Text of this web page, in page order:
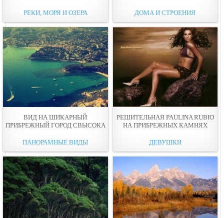
РЕКИ, МОРЯ И ОЗЕРА ДОМА И СТРОЕНИЯ
ВИД НА ШИКАРНЫЙ
ПРИБРЕЖНЫЙ ГОРОД СВЫСОКА
ПАНОРАМНЫЕ ВИДЫ
РЕШИТЕЛЬНАЯ PAULINA RUBIO
НА ПРИБРЕЖНЫХ КАМНЯХ
ДЕВУШКИ